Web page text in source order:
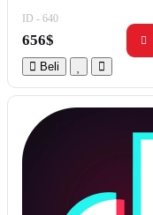
ID - 640
656$
Beli